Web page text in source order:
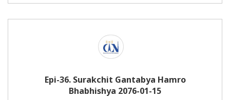
Epi-36. Surakchit Gantabya Hamro
Bhabhishya 2076-01-15